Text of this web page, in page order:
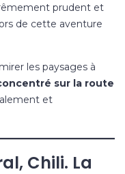
prudent et
de cette aventure
les paysages à
sur la route
et
Chili. La